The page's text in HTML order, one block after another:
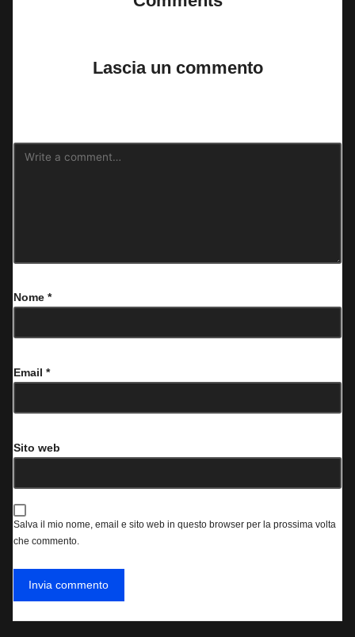
Lascia un commento
Nome *
Email *
Sito web
Salva il mio nome, email e sito web in questo browser per la prossima volta
che commento.